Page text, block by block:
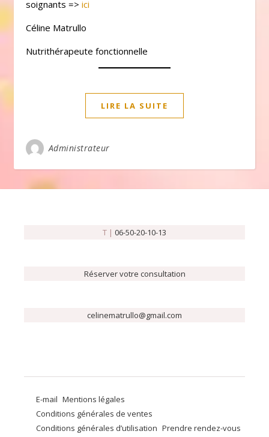
soignants => ici
Céline Matrullo
Nutrithérapeute fonctionnelle
LIRE LA SUITE
Administrateur
T | 06-50-20-10-13
Réserver votre consultation
celinematrullo@gmail.com
E-mail Mentions légales
Conditions générales de ventes
Conditions générales d’utilisation Prendre rendez-vous